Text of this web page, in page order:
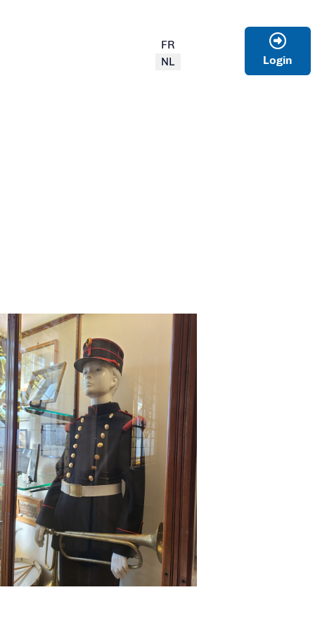
Select your language
FR
NL
Login